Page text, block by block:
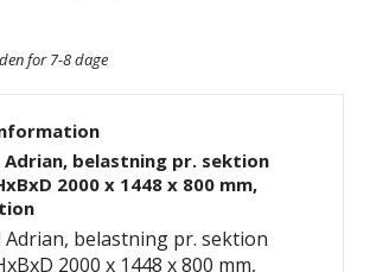
for 7-8 dage
Adrian, belastning pr. sektion
2000 x 1448 x 800 mm,
belastning pr. sektion
2000 x 1448 x 800 mm,